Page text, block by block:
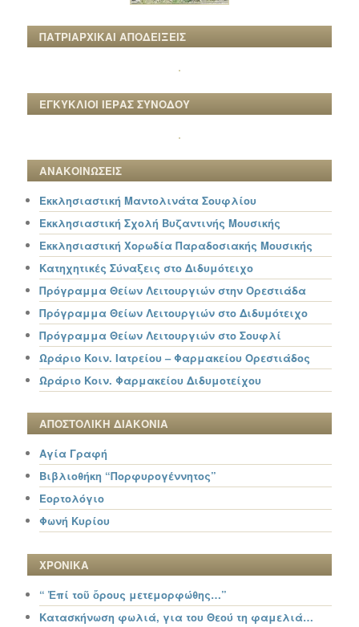
ΠΑΤΡΙΑΡΧΙΚΑΙ ΑΠΟΔΕΙΞΕΙΣ
ΕΓΚΥΚΛΙΟΙ ΙΕΡΑΣ ΣΥΝΟΔΟΥ
ΑΝΑΚΟΙΝΩΣΕΙΣ
Εκκλησιαστική Μαντολινάτα Σουφλίου
Εκκλησιαστική Σχολή Βυζαντινής Μουσικής
Εκκλησιαστική Χορωδία Παραδοσιακής Μουσικής
Κατηχητικές Σύναξεις στο Διδυμότειχο
Πρόγραμμα Θείων Λειτουργιών στην Ορεστιάδα
Πρόγραμμα Θείων Λειτουργιών στο Διδυμότειχο
Πρόγραμμα Θείων Λειτουργιών στο Σουφλί
Ωράριο Κοιν. Ιατρείου – Φαρμακείου Ορεστιάδος
Ωράριο Κοιν. Φαρμακείου Διδυμοτείχου
ΑΠΟΣΤΟΛΙΚΗ ΔΙΑΚΟΝΙΑ
Αγία Γραφή
Βιβλιοθήκη “Πορφυρογέννητος”
Εορτολόγιο
Φωνή Κυρίου
ΧΡΟΝΙΚΑ
“ Ἐπί τοῦ ὄρους μετεμορφώθης…”
Κατασκήνωση φωλιά, για του Θεού τη φαμελιά…